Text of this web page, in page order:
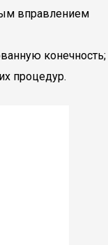
вправлением
конечность;
процедур.